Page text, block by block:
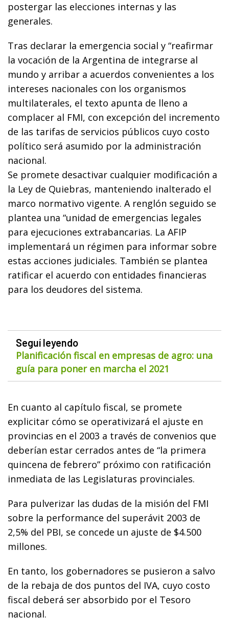
postergar las elecciones internas y las
generales.
Tras declarar la emergencia social y “reafirmar
la vocación de la Argentina de integrarse al
mundo y arribar a acuerdos convenientes a los
intereses nacionales con los organismos
multilaterales, el texto apunta de lleno a
complacer al FMI, con excepción del incremento
de las tarifas de servicios públicos cuyo costo
político será asumido por la administración
nacional.
Se promete desactivar cualquier modificación a
la Ley de Quiebras, manteniendo inalterado el
marco normativo vigente. A renglón seguido se
plantea una “unidad de emergencias legales
para ejecuciones extrabancarias. La AFIP
implementará un régimen para informar sobre
estas acciones judiciales. También se plantea
ratificar el acuerdo con entidades financieras
para los deudores del sistema.
Seguí leyendo
Planificación fiscal en empresas de agro: una
guía para poner en marcha el 2021
En cuanto al capítulo fiscal, se promete
explicitar cómo se operativizará el ajuste en
provincias en el 2003 a través de convenios que
deberían estar cerrados antes de “la primera
quincena de febrero” próximo con ratificación
inmediata de las Legislaturas provinciales.
Para pulverizar las dudas de la misión del FMI
sobre la performance del superávit 2003 de
2,5% del PBI, se concede un ajuste de $4.500
millones.
En tanto, los gobernadores se pusieron a salvo
de la rebaja de dos puntos del IVA, cuyo costo
fiscal deberá ser absorbido por el Tesoro
nacional.